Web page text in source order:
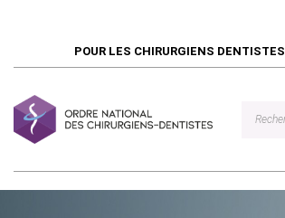
POUR LES CHIRURGIENS DENTISTES